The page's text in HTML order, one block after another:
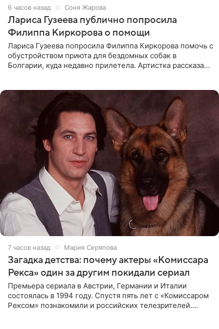
6 часов назад Соня Жарова
Лариса Гузеева публично попросила
Филиппа Киркорова о помощи
Лариса Гузеева попросила Филиппа Киркорова помочь с
обустройством приюта для бездомных собак в
Болгарии, куда недавно прилетела. Артистка рассказала
7 часов назад Мария Серяпова
Загадка детства: почему актеры «Комиссара
Рекса» один за другим покидали сериал
Премьера сериала в Австрии, Германии и Италии
состоялась в 1994 году. Спустя пять лет с «Комиссаром
Рексом» познакомили и российских телезрителей.